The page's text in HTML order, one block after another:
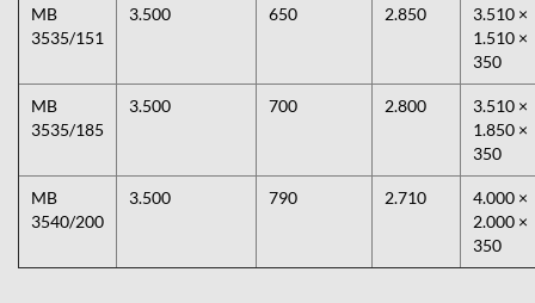
MB
3535/151
3.500 650 2.850
3.510 ×
1.510 ×
350
MB
3535/185
3.500 700 2.800
3.510 ×
1.850 ×
350
MB
3540/200
3.500 790 2.710
4.000 ×
2.000 ×
350